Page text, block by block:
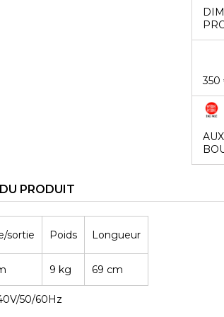
350
PRODUIT
sortie Poids Longueur
9 kg 69 cm
50/60Hz